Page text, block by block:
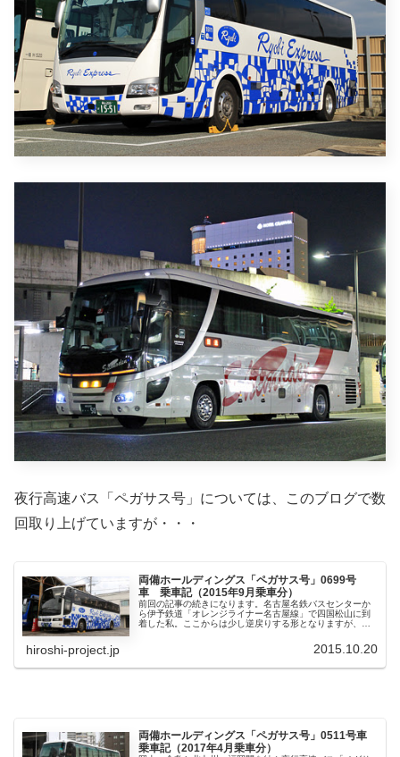
夜行高速バス「ペガサス号」については、このブログで数
回取り上げていますが・・・
両備ホールディングス「ペガサス号」0699号
車 乗車記（2015年9月乗車分）
前回の記事の続きになります。名古屋名鉄バスセンターか
ら伊予鉄道「オレンジライナー名古屋線」で四国松山に到
着した私。ここからは少し逆戻りする形となりますが、折
hiroshi-project.jp 2015.10.20
両備ホールディングス「ペガサス号」0511号車
乗車記（2017年4月乗車分）